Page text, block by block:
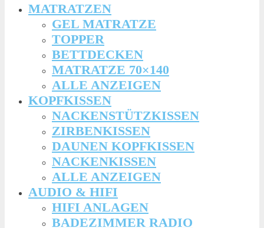
MATRATZEN
GEL MATRATZE
TOPPER
BETTDECKEN
MATRATZE 70×140
ALLE ANZEIGEN
KOPFKISSEN
NACKENSTÜTZKISSEN
ZIRBENKISSEN
DAUNEN KOPFKISSEN
NACKENKISSEN
ALLE ANZEIGEN
AUDIO & HIFI
HIFI ANLAGEN
BADEZIMMER RADIO